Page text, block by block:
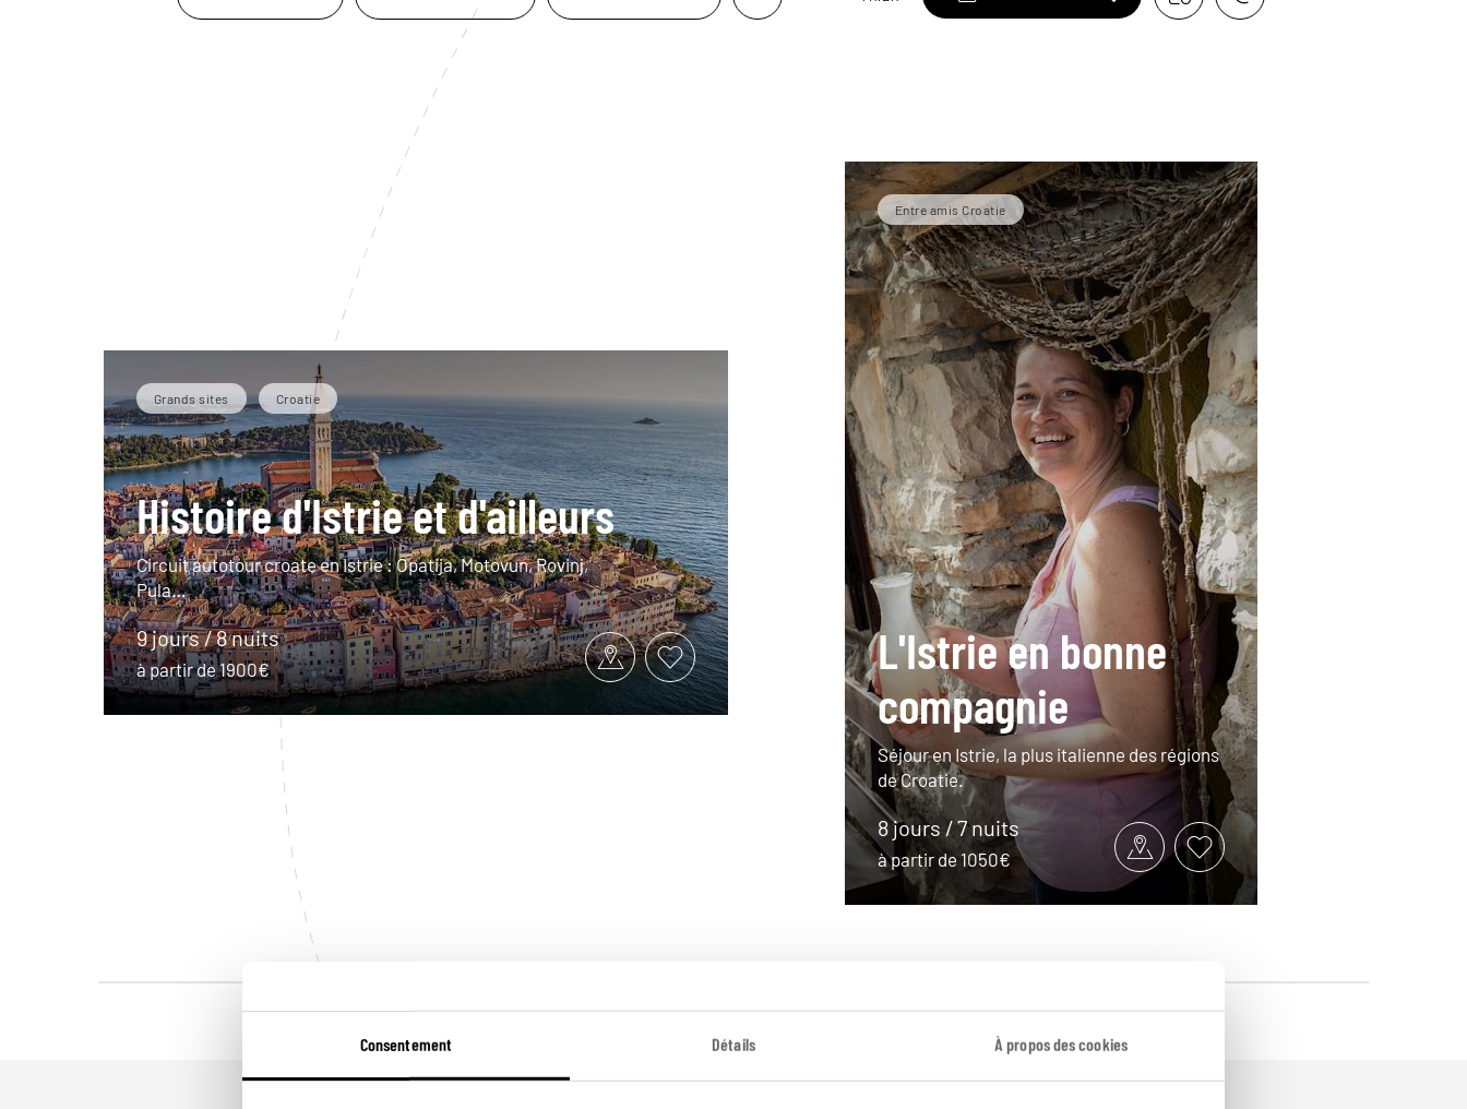
Consentement Détails À propos des cookies
Grands sites Croatie
Histoire d'Istrie et d'ailleurs
Circuit autotour croate en Istrie : Opatija, Motovun, Rovinj,
Pula…
9 jours / 8 nuits
à partir de 1900€
Entre amis Croatie
L'Istrie en bonne
compagnie
Séjour en Istrie, la plus italienne des régions
de Croatie.
8 jours / 7 nuits
à partir de 1050€